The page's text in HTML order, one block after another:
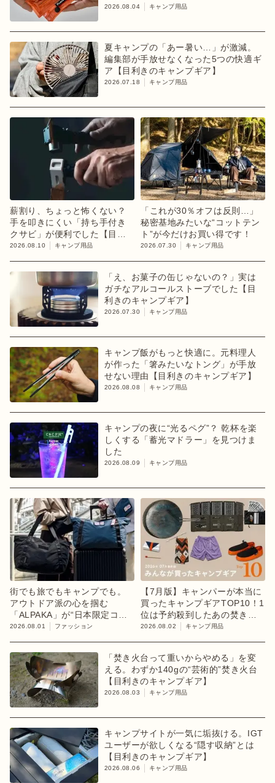
2026.08.04 キャンプ用品
夏キャンプの「あー暑い…」が激減。
編集部が手放せなくなった5つの快適ギ
ア【目利きのキャンプギア】
2026.07.18 キャンプ用品
薪割り、ちょっと怖くない？
手を叩きにくい「持ち手付き
クサビ」が便利でした【目利
きのキャンプギア】
2026.08.10 キャンプ用品
「これが30％オフは反則…」
秘密基地みたいな“コットテン
ト”が今だけお買い得です！
2026.07.30 キャンプ用品
「え、お菓子の缶じゃないの？」実は
ガチなアルコールストーブでした【目
利きのキャンプギア】
2026.07.30 キャンプ用品
キャンプ飯がもっと快適に。元料理人
が作った「箸みたいなトング」が手放
せない理由【目利きのキャンプギア】
2026.08.08 キャンプ用品
キャンプの夜に“光るペグ”？ 乾杯を楽
しくする「蓄光マドラー」を見つけま
した
2026.08.09 キャンプ用品
街でも旅でもキャンプでも。
アウトドア派の心を掴む
「ALPAKA」が“日本限定コレ
クション”第3弾を発売
2026.08.01 ファッション
【7月版】キャンパーが本当に
買ったキャンプギアTOP10！1
位は予約殺到したあの焚き火
台
2026.08.02 キャンプ用品
「焚き火台って重いからやめる」を変
える。わずか140gの“芸術的”焚き火台
【目利きのキャンプギア】
2026.08.03 キャンプ用品
キャンプサイトが一気に垢抜ける。IGT
ユーザーが欲しくなる“隠す収納”とは
【目利きのキャンプギア】
2026.08.06 キャンプ用品